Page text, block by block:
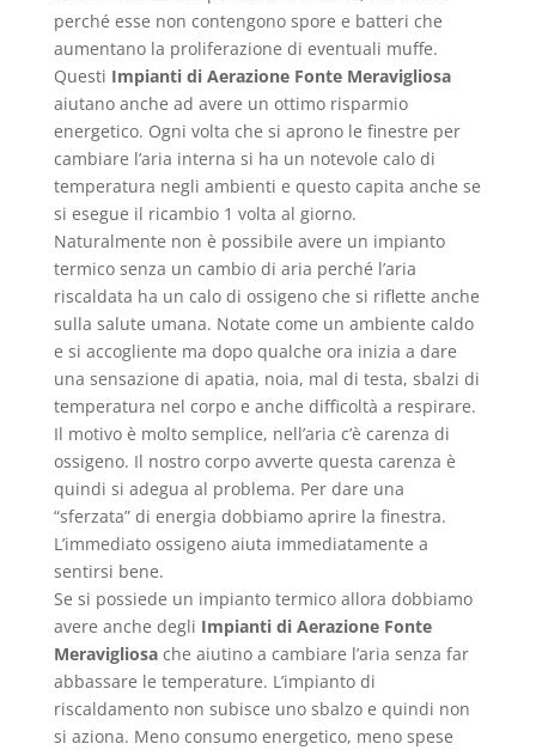
perché esse non contengono spore e batteri che
aumentano la proliferazione di eventuali muffe.
Questi Impianti di Aerazione Fonte Meravigliosa
aiutano anche ad avere un ottimo risparmio
energetico. Ogni volta che si aprono le finestre per
cambiare l’aria interna si ha un notevole calo di
temperatura negli ambienti e questo capita anche se
si esegue il ricambio 1 volta al giorno.
Naturalmente non è possibile avere un impianto
termico senza un cambio di aria perché l’aria
riscaldata ha un calo di ossigeno che si riflette anche
sulla salute umana. Notate come un ambiente caldo
e si accogliente ma dopo qualche ora inizia a dare
una sensazione di apatia, noia, mal di testa, sbalzi di
temperatura nel corpo e anche difficoltà a respirare.
Il motivo è molto semplice, nell’aria c’è carenza di
ossigeno. Il nostro corpo avverte questa carenza è
quindi si adegua al problema. Per dare una
“sferzata” di energia dobbiamo aprire la finestra.
L’immediato ossigeno aiuta immediatamente a
sentirsi bene.
Se si possiede un impianto termico allora dobbiamo
avere anche degli Impianti di Aerazione Fonte
Meravigliosache aiutino a cambiare l’aria senza far
abbassare le temperature. L’impianto di
riscaldamento non subisce uno sbalzo e quindi non
si aziona. Meno consumo energetico, meno spese